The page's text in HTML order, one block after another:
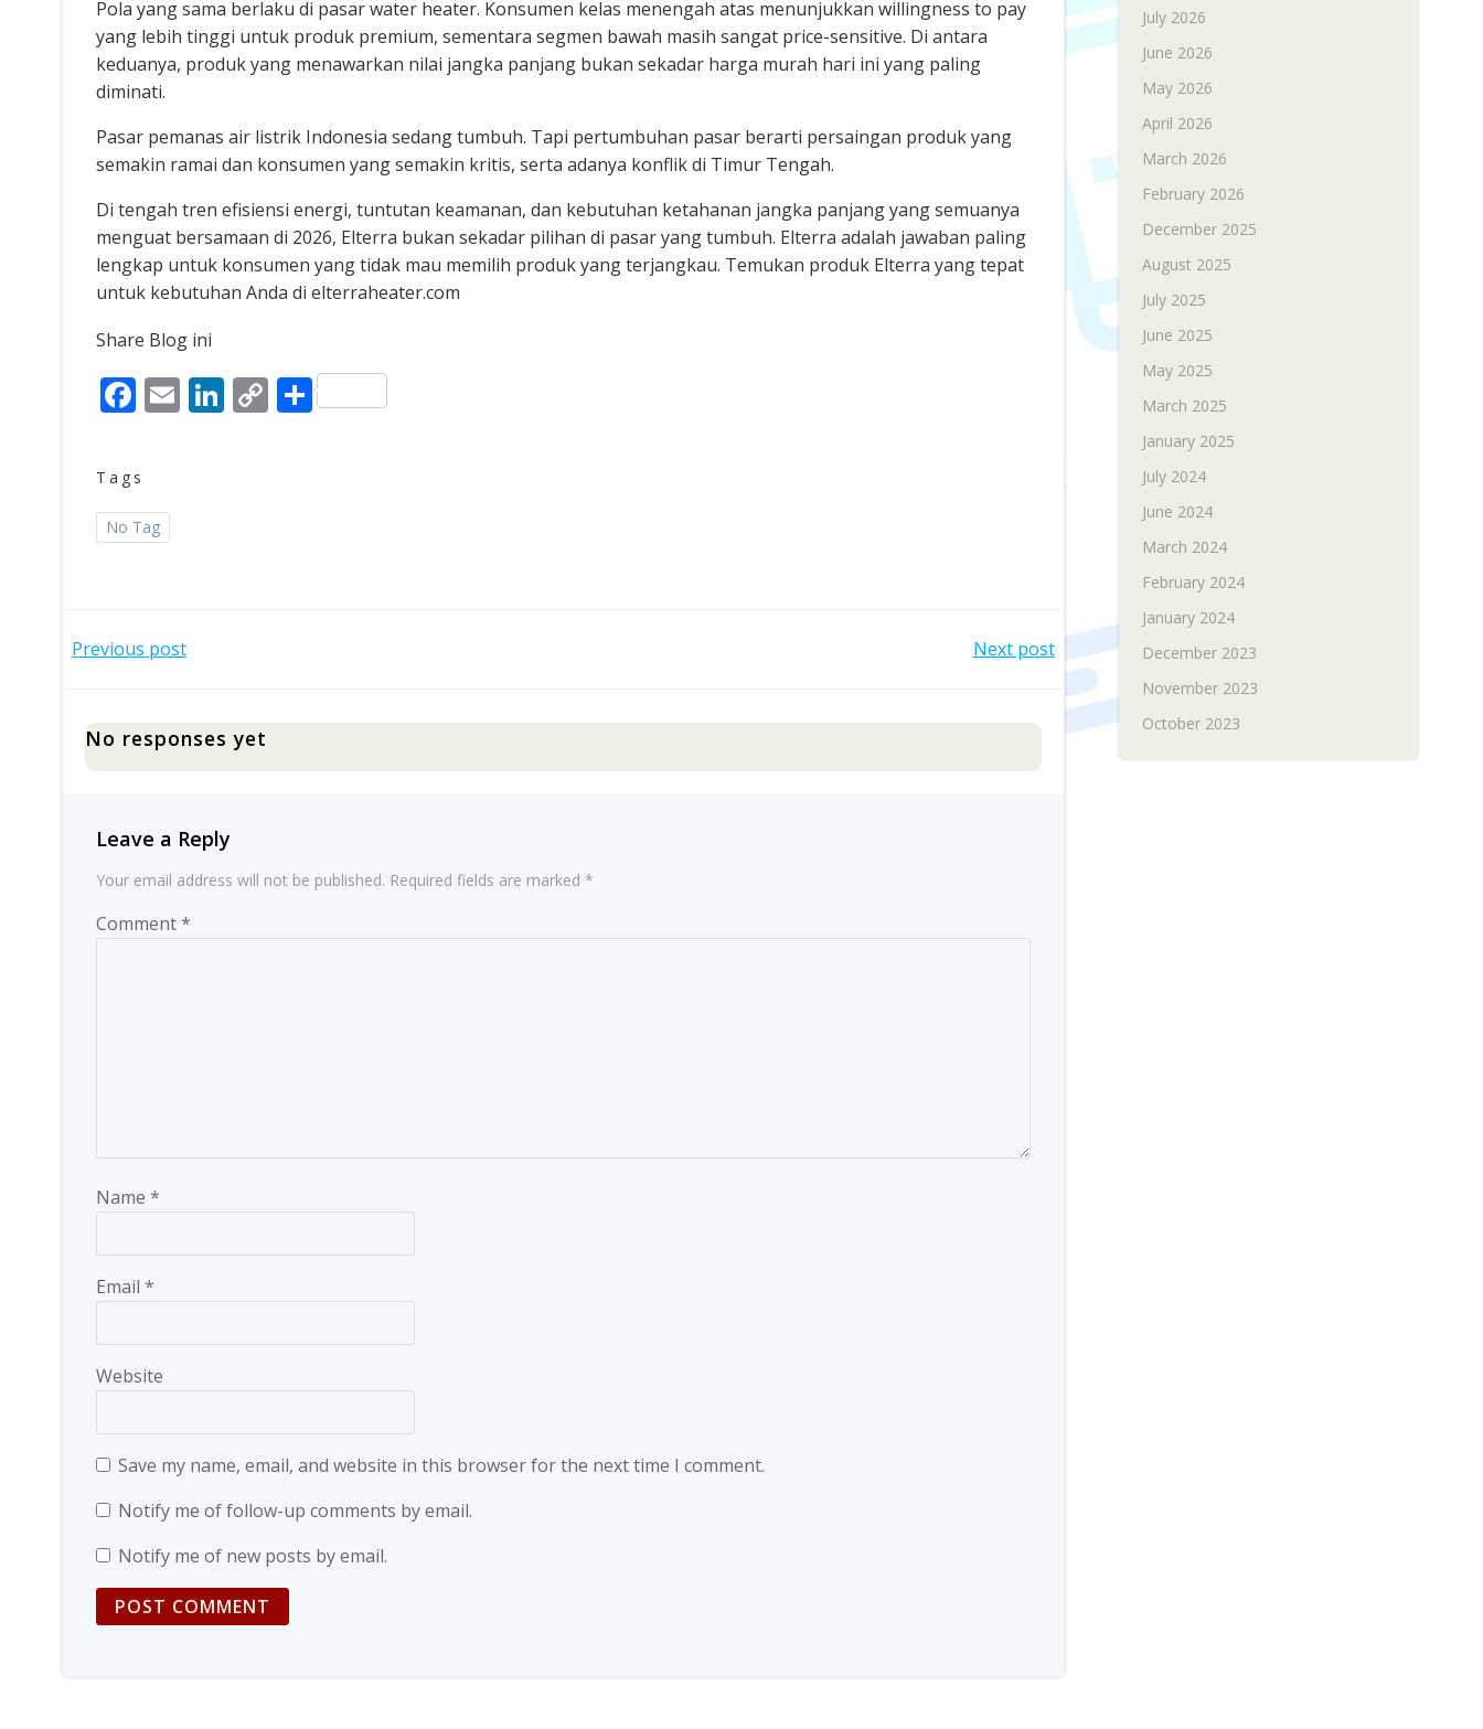
Pola yang sama berlaku di pasar water heater. Konsumen kelas menengah atas menunjukkan willingness to pay
yang lebih tinggi untuk produk premium, sementara segmen bawah masih sangat price-sensitive. Di antara
keduanya, produk yang menawarkan nilai jangka panjang bukan sekadar harga murah hari ini yang paling
diminati.
Pasar pemanas air listrik Indonesia sedang tumbuh. Tapi pertumbuhan pasar berarti persaingan produk yang
semakin ramai dan konsumen yang semakin kritis, serta adanya konflik di Timur Tengah.
Di tengah tren efisiensi energi, tuntutan keamanan, dan kebutuhan ketahanan jangka panjang yang semuanya
menguat bersamaan di 2026, Elterra bukan sekadar pilihan di pasar yang tumbuh. Elterra adalah jawaban paling
lengkap untuk konsumen yang tidak mau memilih produk yang terjangkau. Temukan produk Elterra yang tepat
untuk kebutuhan Anda di elterraheater.com
Share Blog ini
Facebook
EmailLinkedIn
Copy
Link
Share
Tags
No Tag
Post
navigation
Previous post
navigation
Next post
No responses yet
Leave a Reply
Your email address will not be published. Required fields are marked *
Comment*
Name *
Email *
Website
Save my name, email, and website in this browser for the next time I comment.
Notify me of follow-up comments by email.
Notify me of new posts by email.
July 2026
June 2026
May 2026
April 2026
March 2026
February 2026
December 2025
August 2025
July 2025
June 2025
May 2025
March 2025
January 2025
July 2024
June 2024
March 2024
February 2024
January 2024
December 2023
November 2023
October 2023